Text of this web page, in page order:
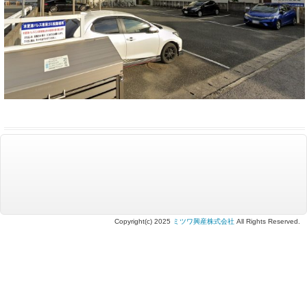
Copyright(c) 2025 ミツワ興産株式会社 All Rights Reserved.